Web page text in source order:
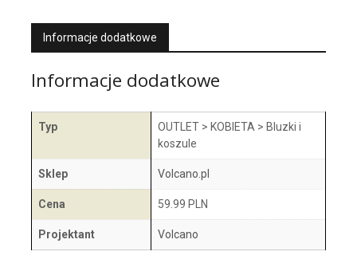
Informacje dodatkowe
Informacje dodatkowe
Typ
OUTLET > KOBIETA > Bluzki i
koszule
Sklep Volcano.pl
Cena 59.99 PLN
Projektant Volcano